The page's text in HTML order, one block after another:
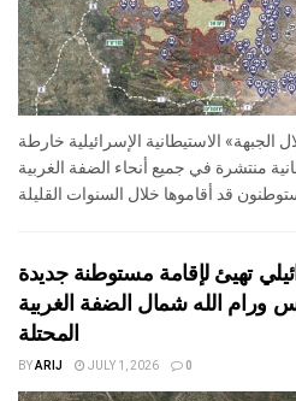
الاستيطانية الإسرائيلية خارطة
استيطانية منتشرة في جميع أنحاء الضفة الغربية
تهيئ لإقامة مستوطنة جديدة
الله شمال الضفة الغربية
المحتلة
BYARIJ JULY 1, 2026 0